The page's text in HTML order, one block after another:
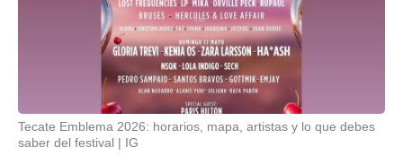
Tecate Emblema 2026: horarios, mapa, artistas y lo que debes
saber del festival
IG